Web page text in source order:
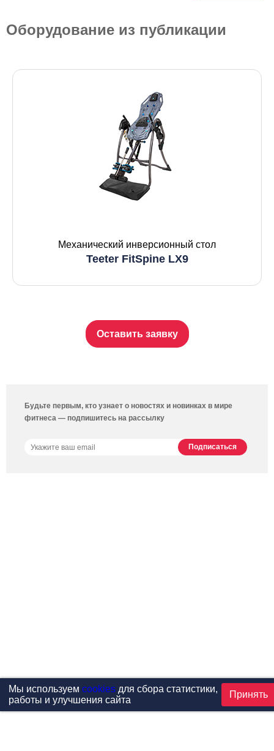
Оборудование из публикации
Механический инверсионный стол
Teeter FitSpine LX9
Оставить заявку
Будьте первым, кто узнает о новостях и новинках в мире
фитнеса — подпишитесь на рассылку
Мы используем cookiesдля сбора статистики,
работы и улучшения сайта
Принять